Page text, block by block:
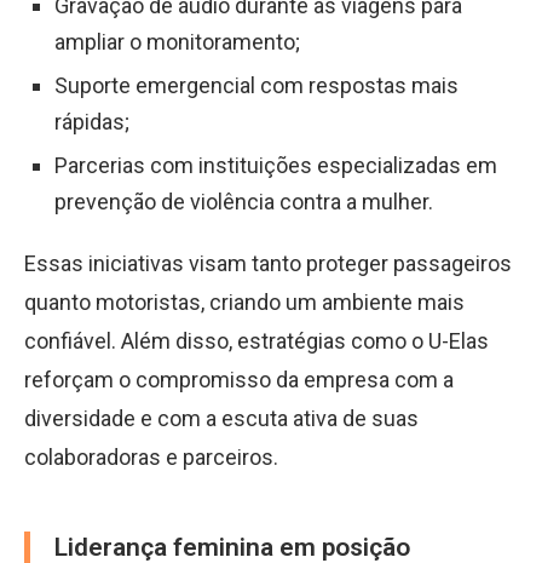
Gravação de áudio durante as viagens para
ampliar o monitoramento;
Suporte emergencial com respostas mais
rápidas;
Parcerias com instituições especializadas em
prevenção de violência contra a mulher.
Essas iniciativas visam tanto proteger passageiros
quanto motoristas, criando um ambiente mais
confiável. Além disso, estratégias como o U-Elas
reforçam o compromisso da empresa com a
diversidade e com a escuta ativa de suas
colaboradoras e parceiros.
Liderança feminina em posição